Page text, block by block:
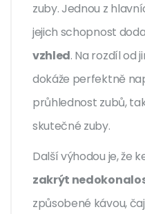
zuby. Jednou z
jejich schopnost
vzhled. Na rozdíl od
dokáže perfektně
průhlednost zubů,
skutečné zuby.
Další výhodou je, že
zakrýt
způsobené kávou,